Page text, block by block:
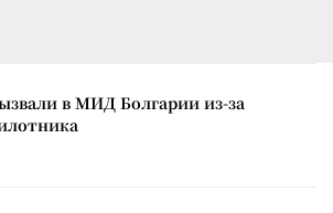
в МИД Болгарии из-за